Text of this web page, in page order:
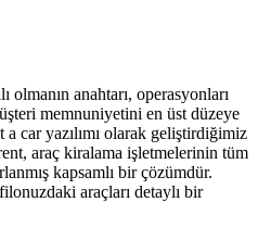
olmanın anahtarı, operasyonları
memnuniyetini en üst düzeye
a car yazılımı olarak geliştirdiğimiz
araç kiralama işletmelerinin tüm
kapsamlı bir çözümdür.
araçları detaylı bir